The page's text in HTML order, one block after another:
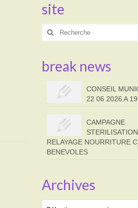
site
Rechercher
break news
CONSEIL
22 06 2026 A
CAMPAGNE
RELAYAGE NOURRITURE
BENEVOLES
Archives